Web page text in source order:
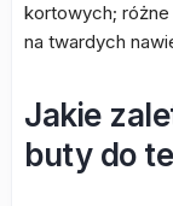
kortowych;
na twardych
Jakie
buty do